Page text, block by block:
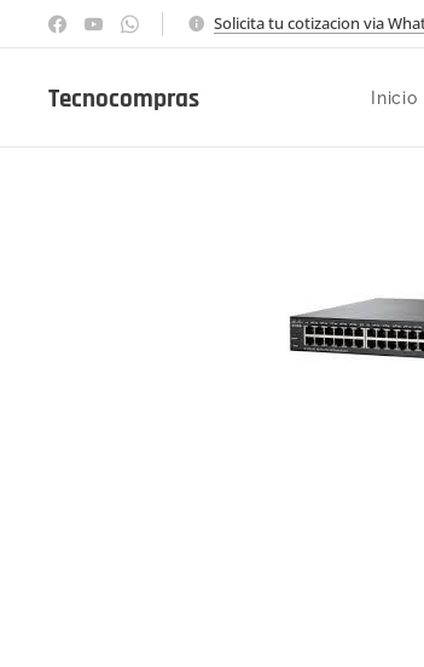
Solicita tu cotizacion via
Tecnocompras Inicio